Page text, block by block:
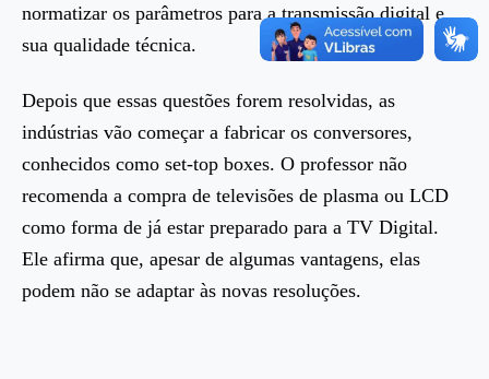
normatizar os parâmetros para a transmissão digital e
sua qualidade técnica.
Depois que essas questões forem resolvidas, as
indústrias vão começar a fabricar os conversores,
conhecidos como set-top boxes. O professor não
recomenda a compra de televisões de plasma ou LCD
como forma de já estar preparado para a TV Digital.
Ele afirma que, apesar de algumas vantagens, elas
podem não se adaptar às novas resoluções.